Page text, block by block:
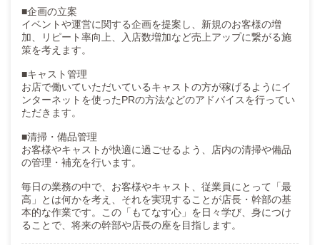
【役割】
ブランド価値と市場認知を高める部署。
【主な業務】
・SNS撮影
・動画／画像編集
・アカウント運用
・企画立案
・再生数／インプレッション／流入数の分析
話題づくりと数値成果の両立が求められます。
━━━━━━━━━━
■ デザイン課
【役割】
グループ全体のビジュアル戦略を担う部署。
■企画の立案
イベントや運営に関する企画を提案し、新規のお客様の増
加、リピート率向上、入店数増加など売上アップに繋がる施
策を考えます。
■キャスト管理
お店で働いていただいているキャストの方が稼げるようにイ
ンターネットを使ったPRの方法などのアドバイスを行ってい
ただきます。
■清掃・備品管理
お客様やキャストが快適に過ごせるよう、店内の清掃や備品
の管理・補充を行います。
毎日の業務の中で、お客様やキャスト、従業員にとって「最
高」とは何かを考え、それを実現することが店長・幹部の基
本的な作業です。この「もてなす心」を日々学び、身につけ
ることで、将来の幹部や店長の座を目指します。